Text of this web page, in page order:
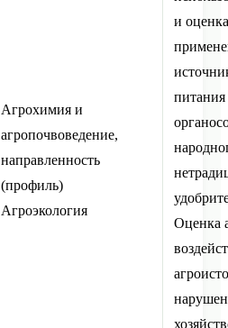
Агрохимия и
агропочвоведение,
направленность
(профиль)
Агроэкология
и
питания
Оценка